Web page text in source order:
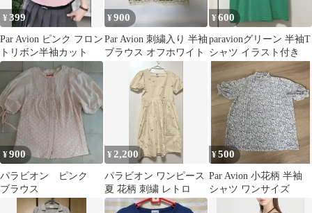
¥399
Par Avion ピンク フロン
トリボン半袖カット
¥900
Par Avion 刺繍入り 半袖
ブラウス オフホワイト
¥600
paravionグリーン 半袖T
シャツ イラスト付き
¥900
パラビオン ピンク
ブラウス
¥ 2,200
パラビオン ワンピース
夏 花柄 刺繍 レトロ
¥500
Par Avion 小花柄 半袖
シャツ ワンサイズ